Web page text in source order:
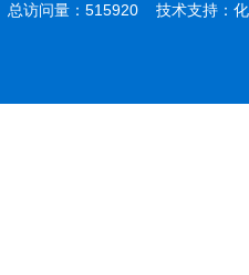
总访问量：515920 技术支持： 化